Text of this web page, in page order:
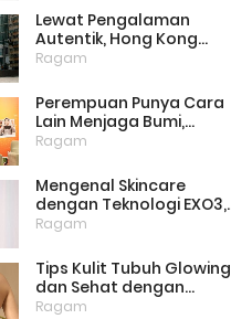
Stigma
Lewat Pengalaman
Autentik, Hong Kong
Punya Cara Baru Menarik
Ragam
Perempuan Punya Cara
Lain Menjaga Bumi,
Dimulai dari Memilih
Lingkungan
Ragam
Mengenal Skincare
dengan Teknologi EXO3,
Inovasi yang Mulai Dilirik
Rumah
Ragam
Tips Kulit Tubuh Glowing
dan Sehat dengan
Menjaga Lipid Barrier
Ragam